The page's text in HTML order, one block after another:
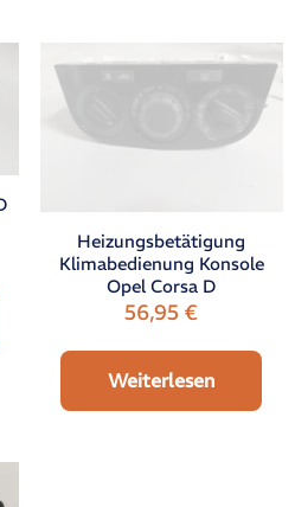
Heizungsbetätigung
Klimabedienung Konsole
Opel Corsa D
56,95€
Weiterlesen